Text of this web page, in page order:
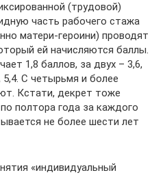
(трудовой)
часть рабочего стажа
матери-героини) проводят
ей начисляются баллы.
1,8 баллов, за двух – 3,6,
5,4. С четырьмя и более
Кстати, декрет тоже
полтора года за каждого
не более шести лет
«индивидуальный